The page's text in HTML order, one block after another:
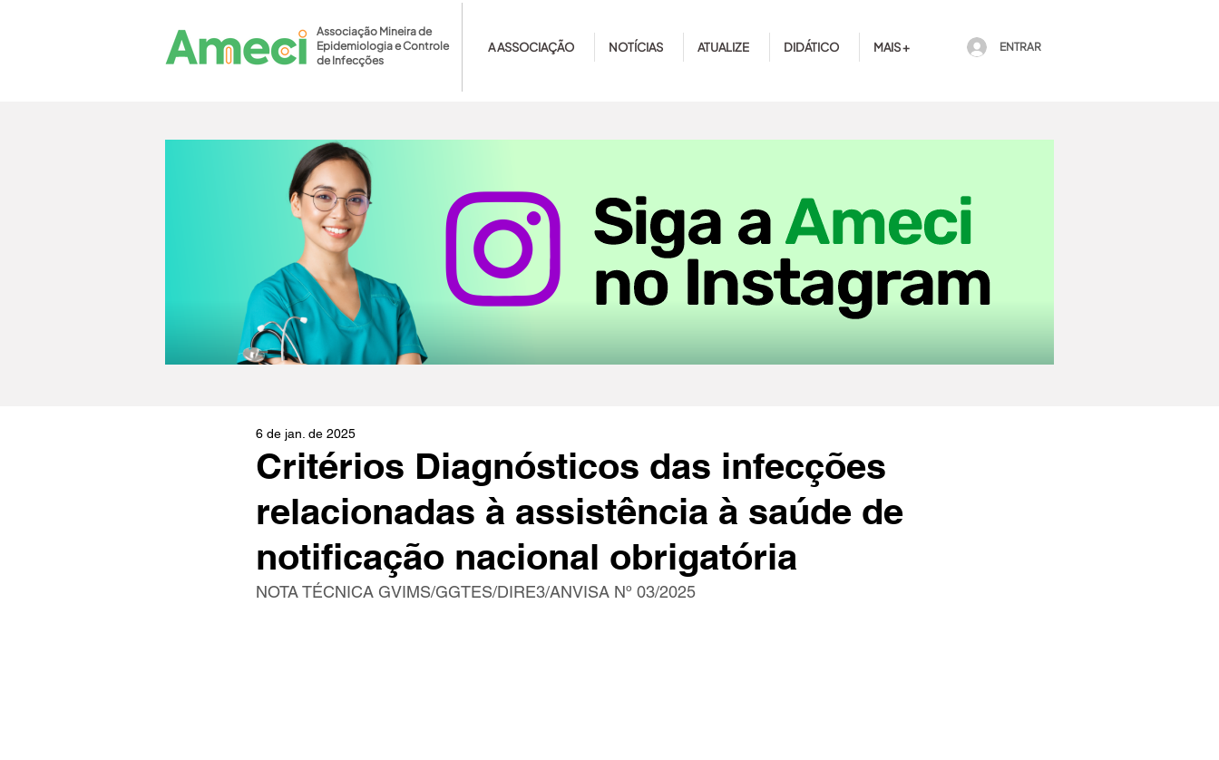
Associação Mineira de
Epidemiologia e Controle
de Infecções
A ASSOCIAÇÃO NOTÍCIAS ATUALIZE DIDÁTICO MAIS + ENTRAR
Critérios Diagnósticos das infecções
relacionadas à assistência à saúde de
notificação nacional obrigatória
6 de jan. de 2025
NOTA TÉCNICA GVIMS/GGTES/DIRE3/ANVISA Nº 03/2025